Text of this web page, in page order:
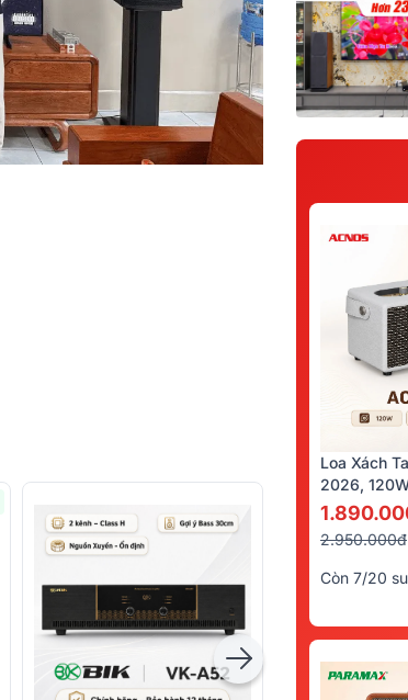
Loa Xách
2026,
Kèm 2 Tay
2.950.000đ
Còn 7/20